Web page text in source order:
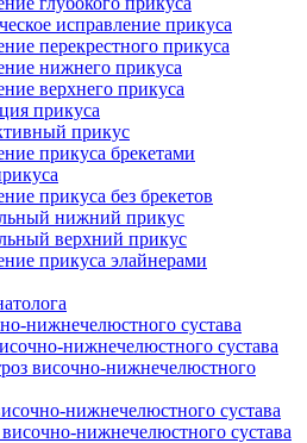
исправление прикуса
перекрестного прикуса
нижнего прикуса
верхнего прикуса
прикуса
прикус
прикуса брекетами
прикуса без брекетов
нижний прикус
верхний прикус
прикуса элайнерами
нижнечелюстного сустава
нижнечелюстного сустава
височно-нижнечелюстного
нижнечелюстного сустава
нижнечелюстного сустава